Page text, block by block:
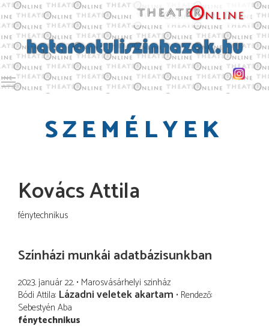
Toggle main menu visibility
SZEMÉLYEK
Kovács Attila
fénytechnikus
Színházi munkái adatbázisunkban
2023. január 22. Marosvásárhelyi szinház
Bódi Attila Lázadni veletek akartam Rendező
Sebestyén Aba
fénytechnikus